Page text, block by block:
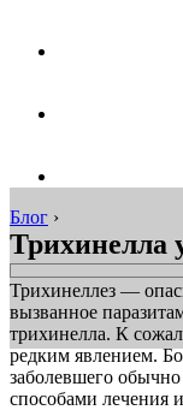
Блог ›
Трихинелла
Трихинеллез —
вызванное
трихинелла. К
редким явлением.
заболевшего обычно
способами лечения